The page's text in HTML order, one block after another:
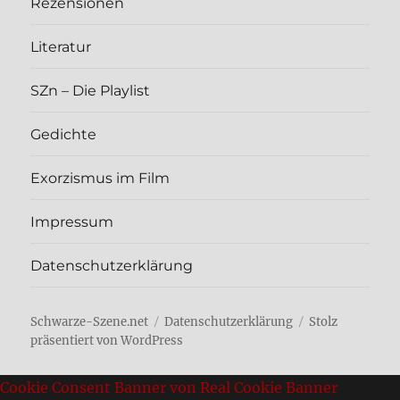
Lite­ra­tur
SZn – Die Play­list
Gedich­te
Exor­zis­mus im Film
Impres­sum
Daten­schutz­er­klä­rung
Schwarze-Szene.net Daten­schutz­er­klä­rung
Stolz
präsentiert von WordPress
Cookie Consent Banner von Real Cookie Banner